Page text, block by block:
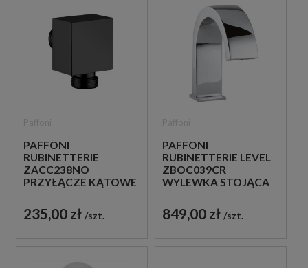
PAFFONI
RUBINETTERIE
ZACC238NO
PRZYŁĄCZE KĄTOWE
235,00 zł szt.
PAFFONI
RUBINETTERIE LEVEL
ZBOC039CR
WYLEWKA STOJĄCA
849,00 zł szt.